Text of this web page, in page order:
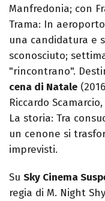
Manfredonia; con
Trama: In
una candidatura e
sconosciuto;
"rincontrano".
cena di Natale
Riccardo
La storia: Tra
un cenone si
imprevisti.
Su Sky Cinema
regia di M. Night